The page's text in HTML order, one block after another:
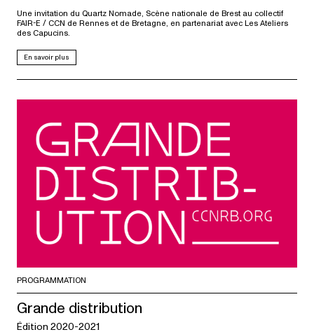
Une invitation du Quartz Nomade, Scène nationale de Brest au collectif
FAIR-E / CCN de Rennes et de Bretagne, en partenariat avec Les Ateliers
des Capucins.
En savoir plus
PROGRAMMATION
Grande distribution
Édition 2020-2021